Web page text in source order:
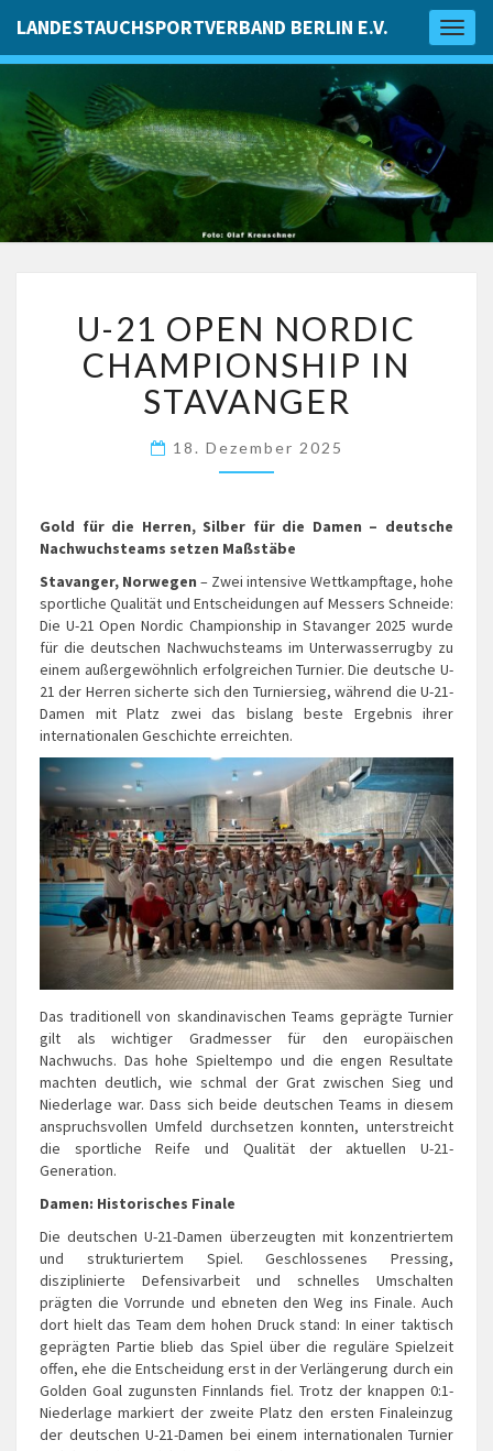
LANDESTAUCHSPORTVERBAND BERLIN E.V.
21
OPEN
NORDIC
CHAMPIONSHIP
IN
U-21 OPEN NORDIC
CHAMPIONSHIP IN
STAVANGER
18. Dezember 2025
Gold für die Herren, Silber für die Damen – deutsche
Nachwuchsteams setzen Maßstäbe
Stavanger, Norwegen – Zwei intensive Wettkampftage, hohe
sportliche Qualität und Entscheidungen auf Messers Schneide:
Die U-21 Open Nordic Championship in Stavanger 2025 wurde
für die deutschen Nachwuchsteams im Unterwasserrugby zu
einem außergewöhnlich erfolgreichen Turnier. Die deutsche U-
21 der Herren sicherte sich den Turniersieg, während die U-21-
Damen mit Platz zwei das bislang beste Ergebnis ihrer
internationalen Geschichte erreichten.
Das traditionell von skandinavischen Teams geprägte Turnier
gilt als wichtiger Gradmesser für den europäischen
Nachwuchs. Das hohe Spieltempo und die engen Resultate
machten deutlich, wie schmal der Grat zwischen Sieg und
Niederlage war. Dass sich beide deutschen Teams in diesem
anspruchsvollen Umfeld durchsetzen konnten, unterstreicht
die sportliche Reife und Qualität der aktuellen U-21-
Generation.
Damen: Historisches Finale
Die deutschen U-21-Damen überzeugten mit konzentriertem
und strukturiertem Spiel. Geschlossenes Pressing,
disziplinierte Defensivarbeit und schnelles Umschalten
prägten die Vorrunde und ebneten den Weg ins Finale. Auch
dort hielt das Team dem hohen Druck stand: In einer taktisch
geprägten Partie blieb das Spiel über die reguläre Spielzeit
offen, ehe die Entscheidung erst in der Verlängerung durch ein
Golden Goal zugunsten Finnlands fiel. Trotz der knappen 0:1-
Niederlage markiert der zweite Platz den ersten Finaleinzug
der deutschen U-21-Damen bei einem internationalen Turnier